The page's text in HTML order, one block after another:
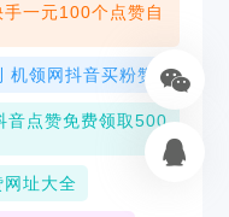
一元100个点赞自
领网抖音买粉赞
音点赞免费领取500
址大全